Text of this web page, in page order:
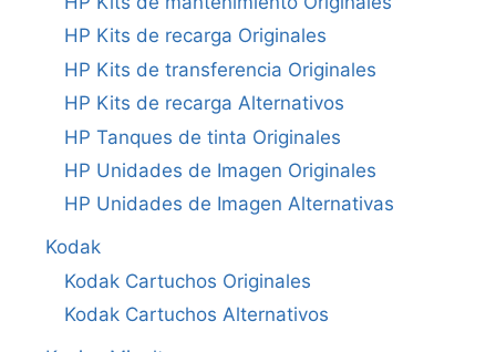
HP Kits de recarga Originales
HP Kits de transferencia Originales
HP Kits de recarga Alternativos
HP Tanques de tinta Originales
HP Unidades de Imagen Originales
HP Unidades de Imagen Alternativas
Kodak
Kodak Cartuchos Originales
Kodak Cartuchos Alternativos